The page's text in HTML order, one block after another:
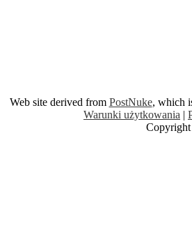
Web site derived from PostNuke, which
Warunki użytkowania |